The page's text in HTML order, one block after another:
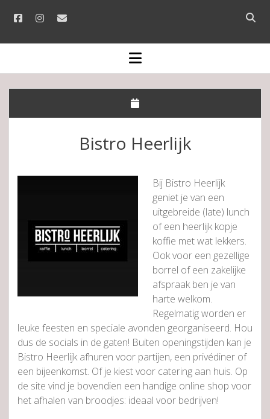
facebookinstagram
email
Open
bar
open
menu
Bistro Heerlijk
Bij Bistro Heerlijk
geniet je van een
uitgebreide (late) lunch
of een heerlijk kopje
koffie met wat lekkers.
Ook voor een gezellige
borrel of een zakelijke
afspraak ben je van
harte welkom.
Regelmatig worden er
leuke feesten en speciale avonden georganiseerd. Hou
dus de socials in de gaten! Buiten openingstijden kan je
Bistro Heerlijk afhuren voor partijen, een privédiner of
een bijeenkomst. Of je kiest voor catering aan huis. Op
de site vind je bovendien een handige online shop voor
het afhalen van broodjes: ideaal voor bedrijven!